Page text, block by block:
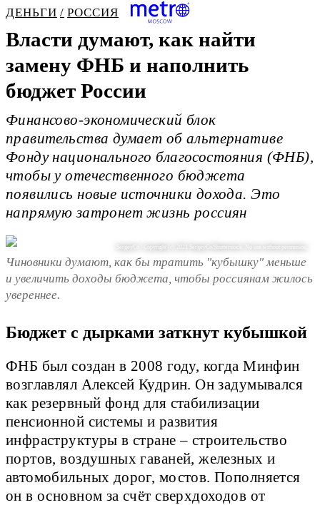
ДЕНЬГИ РОССИЯ
Власти думают, как найти
замену ФНБ и наполнить
бюджет России
Финансово-экономический блок
правительства думает об альтернативе
Фонду национального благосостояния (ФНБ),
чтобы у отечественного бюджета
появились новые источники дохода. Это
напрямую затронет жизнь россиян
SergeyCo / Copyright (c) 2021 SergeyCo/Shutterstock. No use without permission.
Чиновники думают, как бы тратить "кубышку" меньше
и увеличить доходы бюджета, чтобы россиянам жилось
увереннее.
Бюджет с дырками заткнут кубышкой
ФНБ был создан в 2008 году, когда Минфин
возглавлял Алексей Кудрин. Он задумывался
как резервный фонд для стабилизации
пенсионной системы и развития
инфраструктуры в стране – строительство
портов, воздушных гаваней, железных и
автомобильных дорог, мостов. Пополняется
он в основном за счёт сверхдоходов от